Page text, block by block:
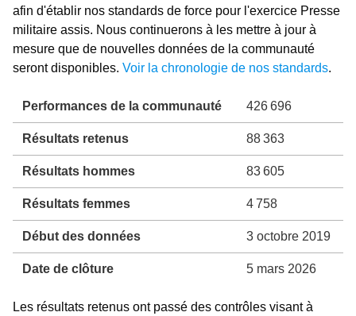
afin d'établir nos standards de force pour l'exercice Presse
militaire assis. Nous continuerons à les mettre à jour à
mesure que de nouvelles données de la communauté
seront disponibles. Voir la chronologie de nos standards.
Performances de la communauté 426 696
Résultats retenus 88 363
Résultats hommes 83 605
Résultats femmes 4 758
Début des données 3 octobre 2019
Date de clôture 5 mars 2026
Les résultats retenus ont passé des contrôles visant à